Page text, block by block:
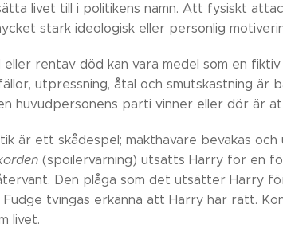
livet till i politikens namn. Att fysiskt
stark ideologisk eller personlig
eller rentav död kan vara medel som en
utpressning, åtal och smutskastning
huvudpersonens parti vinner eller dör är
är ett skådespel; makthavare bevakas
(spoilervarning) utsätts Harry för en
Den plåga som det utsätter Harry
Fudge tvingas erkänna att Harry har rätt.
livet.